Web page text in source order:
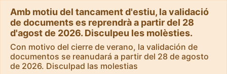
Amb motiu del tancament d'estiu, la validació
de documents es reprendrà a partir del 28
d'agost de 2026. Disculpeu les molèsties.
Con motivo del cierre de verano, la validación de
documentos se reanudará a partir del 28 de agosto
de 2026. Disculpad las molestias